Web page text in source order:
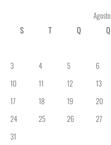
S
T Q Q
3
4 5 6
10
11 12 13
17
18 19 20
24
25 26 27
31